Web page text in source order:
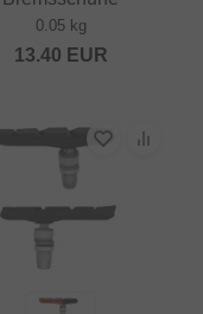
0.05 kg
13.40 EUR